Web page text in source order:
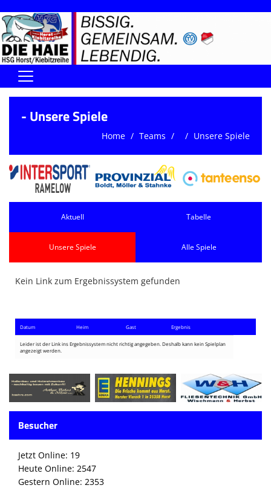
Home
DIE HAIE I Der Vorstand
Handball-Förderverein der Haie
Kontaktformular
UNSERE SPORTHALLEN
DIENSTE (SR/KG/VK)
Die SpecialHaie
Trainer
ALLE SPIELE
HAIE TV
NEWSLETTER
DIE HAIE I Intern
Partner
- Unsere Spiele
Home Teams Unsere Spiele
Aktuell Tabelle
Unsere Spiele Alle Spiele
Kein Link zum Ergebnissystem gefunden
Datum Heim Gast Ergebnis
Leider ist der Link ins Ergebnissystem nicht richtig angegeben. Deshalb kann kein Spielplan
angezeigt werden.
Besucher
Jetzt Online: 19
Heute Online: 2547
Gestern Online: 2353